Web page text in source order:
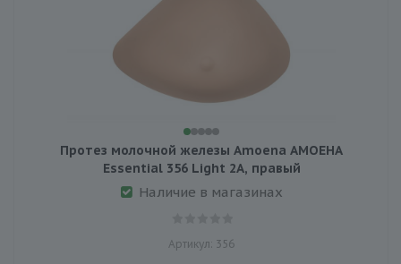
Протез молочной железы Amoena АМОЕНА
Essential 356 Light 2A, правый
Наличие в магазинах
Артикул: 356